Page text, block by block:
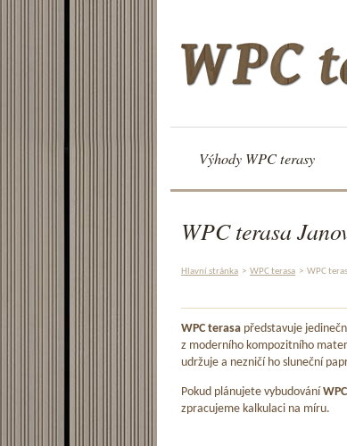
Výhody WPC terasy
WPC terasa
Hlavní stránka > WPC terasa > WPC
WPC terasa představuje
z moderního kompozitního
udržuje a nezničí ho sluneční
Pokud plánujete vybudování
zpracujeme kalkulaci na míru.